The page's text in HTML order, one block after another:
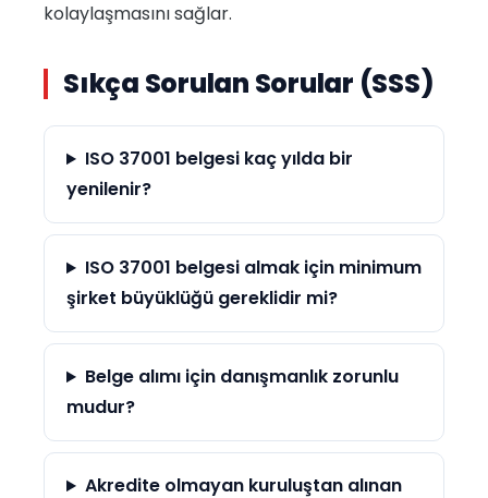
kolaylaşmasını sağlar.
Sıkça Sorulan Sorular (SSS)
ISO 37001 belgesi kaç yılda bir
yenilenir?
ISO 37001 belgesi almak için minimum
şirket büyüklüğü gereklidir mi?
Belge alımı için danışmanlık zorunlu
mudur?
Akredite olmayan kuruluştan alınan